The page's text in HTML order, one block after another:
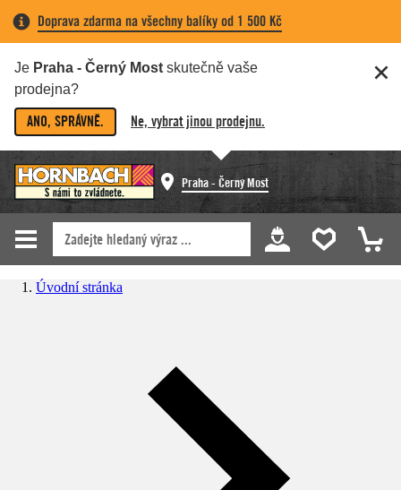
Doprava zdarma na všechny balíky od 1 500 Kč
Je Praha - Černý Most skutečně vaše
prodejna?
ANO, SPRÁVNĚ. Ne, vybrat jinou prodejnu.
Praha - Černý Most
Úvodní stránka